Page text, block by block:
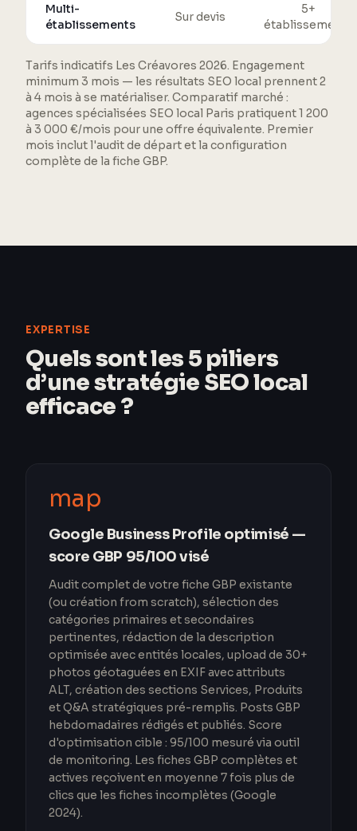
Multi-
établissements
Sur devis
5+
établissements
Tarifs indicatifs Les Créavores 2026. Engagement
minimum 3 mois — les résultats SEO local prennent 2
à 4 mois à se matérialiser. Comparatif marché :
agences spécialisées SEO local Paris pratiquent 1 200
à 3 000 €/mois pour une offre équivalente. Premier
mois inclut l'audit de départ et la configuration
complète de la fiche GBP.
EXPERTISE
Quels sont les 5 piliers
d’une stratégie SEO local
efficace ?
map
Google Business Profile optimisé —
score GBP 95/100 visé
Audit complet de votre fiche GBP existante
(ou création from scratch), sélection des
catégories primaires et secondaires
pertinentes, rédaction de la description
optimisée avec entités locales, upload de 30+
photos géotaguées en EXIF avec attributs
ALT, création des sections Services, Produits
et Q&A stratégiques pré-remplis. Posts GBP
hebdomadaires rédigés et publiés. Score
d'optimisation cible : 95/100 mesuré via outil
de monitoring. Les fiches GBP complètes et
actives reçoivent en moyenne 7 fois plus de
clics que les fiches incomplètes (Google
2024).